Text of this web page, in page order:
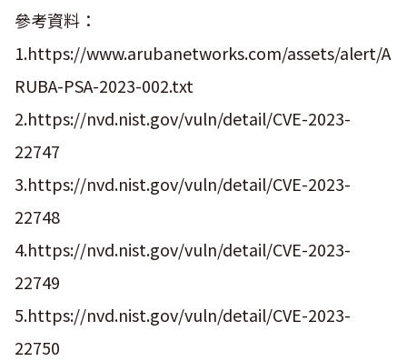
參考資料：
1.https://www.arubanetworks.com/assets/alert/A
RUBA-PSA-2023-002.txt
2.https://nvd.nist.gov/vuln/detail/CVE-2023-
22747
3.https://nvd.nist.gov/vuln/detail/CVE-2023-
22748
4.https://nvd.nist.gov/vuln/detail/CVE-2023-
22749
5.https://nvd.nist.gov/vuln/detail/CVE-2023-
22750